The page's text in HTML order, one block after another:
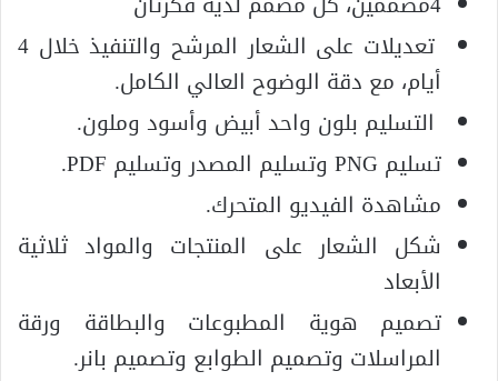
تعديلات على الشعار المرشح والتنفيذ خلال 4
أيام، مع دقة الوضوح العالي الكامل.
التسليم بلون واحد أبيض وأسود وملون.
تسليم PNG وتسليم المصدر وتسليم PDF.
مشاهدة الفيديو المتحرك.
شكل الشعار على المنتجات والمواد ثلاثية
الأبعاد
تصميم هوية المطبوعات والبطاقة ورقة
المراسلات وتصميم الطوابع وتصميم بانر.